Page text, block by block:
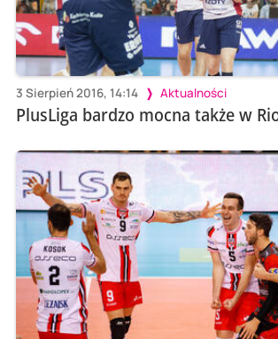
3 Sierpień 2016, 14:14 Aktualności
PlusLiga bardzo mocna także w